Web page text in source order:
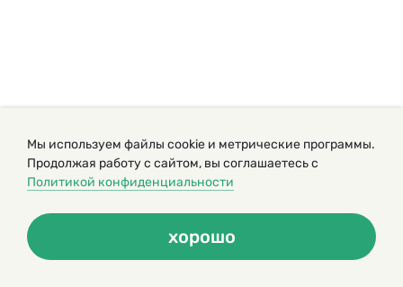
Мы используем файлы cookie и метрические программы.
Продолжая работу с сайтом, вы соглашаетесь с
Политикой конфиденциальности
хорошо